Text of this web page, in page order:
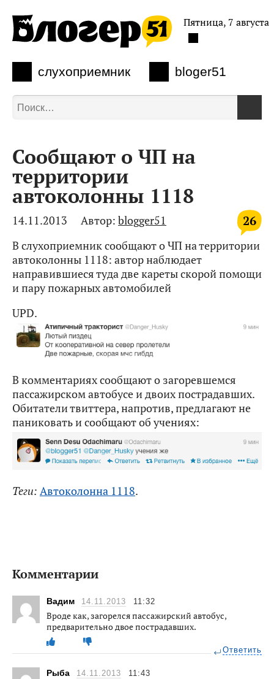
слухоприемник bloger51
Пятница, 7 августа
Сообщают о ЧП на
территории
автоколонны 1118
26
14.11.2013 Автор: blogger51
В слухоприемник сообщают о ЧП на территории
автоколонны 1118: автор наблюдает
направившиеся туда две кареты скорой помощи
и пару пожарных автомобилей
UPD.
В комментариях сообщают о загоревшемся
пассажирском автобусе и двоих пострадавших.
Обитатели твиттера, напротив, предлагают не
паниковать и сообщают об учениях:
Теги: Автоколонна 1118.
Комментарии
Вадим 14.11.2013 11:32
Вроде как, загорелся пассажирский автобус,
предварительно двое пострадавших.
Ответить
Рыба 14.11.2013 11:43